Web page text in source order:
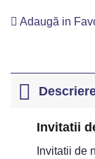
Adaugă in
Invitatii
Invitatii de